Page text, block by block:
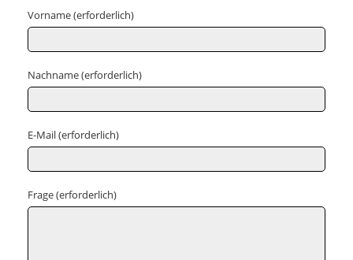
Vorname (erforderlich)
Nachname (erforderlich)
E-Mail (erforderlich)
Frage (erforderlich)